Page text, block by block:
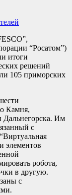
“Росатом”)
итоги
решений
105 приморских
Камня,
Дальнегорска. Им
с
элементов
робота,
в другую.
с